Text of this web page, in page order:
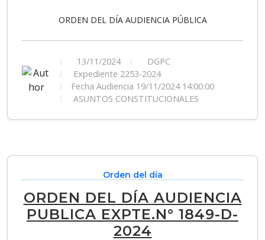
ORDEN DEL DÍA AUDIENCIA PÚBLICA
13/11/2024
DGPC
Expediente 2253-2024
Fecha Audiencia 19/11/2024 14:00:00
ASUNTOS CONSTITUCIONALES
Orden del día
ORDEN DEL DÍA AUDIENCIA
PUBLICA EXPTE.N° 1849-D-
2024